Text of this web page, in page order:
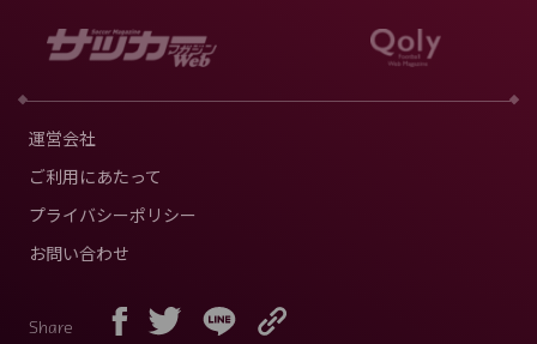
運営会社
ご利用にあたって
プライバシーポリシー
お問い合わせ
Share